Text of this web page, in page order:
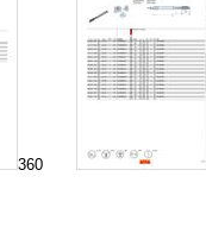
360